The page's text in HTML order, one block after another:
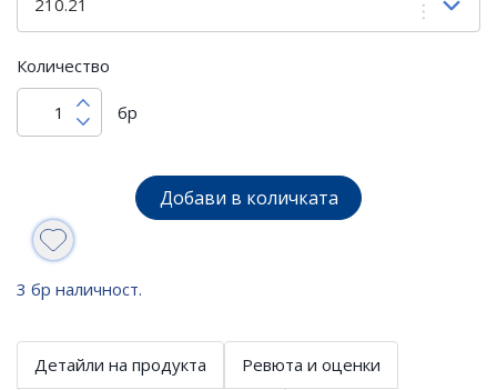
Количество
бр
Добави в количката
3 бр наличност.
Детайли на продукта Ревюта и оценки